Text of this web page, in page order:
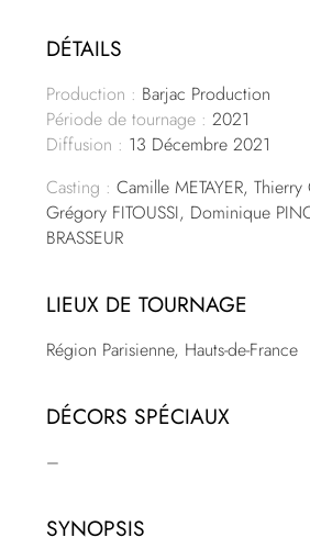
DÉTAILS
Production : Barjac Production
Période de tournage : 2021
Diffusion : 13 Décembre 2021
Casting : Camille METAYER,
Grégory FITOUSSI, Dominique
BRASSEUR
LIEUX DE TOURNAGE
Région Parisienne, Hauts-de-France
DÉCORS SPÉCIAUX
–
SYNOPSIS